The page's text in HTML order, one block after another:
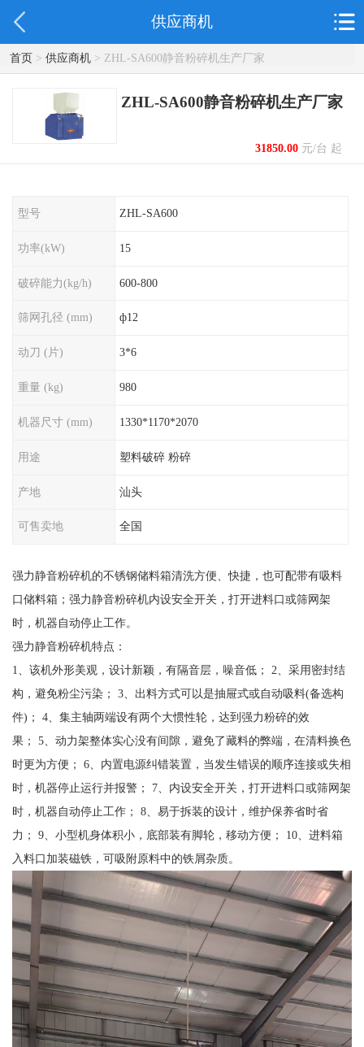
供应商机
首页> 供应商机> ZHL-SA600静音粉碎机生产厂家
ZHL-SA600静音粉碎机生产厂家
31850.00元/台 起
型号 ZHL-SA600
功率(kW) 15
破碎能力(kg/h) 600-800
筛网孔径 (mm) ф12
动刀 (片) 3*6
重量 (kg) 980
机器尺寸 (mm) 1330*1170*2070
用途 塑料破碎 粉碎
产地 汕头
可售卖地 全国
强力静音粉碎机的不锈钢储料箱清洗方便、快捷，也可配带有吸料
口储料箱；强力静音粉碎机内设安全开关，打开进料口或筛网架
时，机器自动停止工作。
强力静音粉碎机特点：
1、该机外形美观，设计新颖，有隔音层，噪音低； 2、采用密封结
构，避免粉尘污染； 3、出料方式可以是抽屉式或自动吸料(备选构
件)； 4、集主轴两端设有两个大惯性轮，达到强力粉碎的效
果； 5、动力架整体实心没有间隙，避免了藏料的弊端，在清料换色
时更为方便； 6、内置电源纠错装置，当发生错误的顺序连接或失相
时，机器停止运行并报警； 7、内设安全开关，打开进料口或筛网架
时，机器自动停止工作； 8、易于拆装的设计，维护保养省时省
力； 9、小型机身体积小，底部装有脚轮，移动方便； 10、进料箱
入料口加装磁铁，可吸附原料中的铁屑杂质。